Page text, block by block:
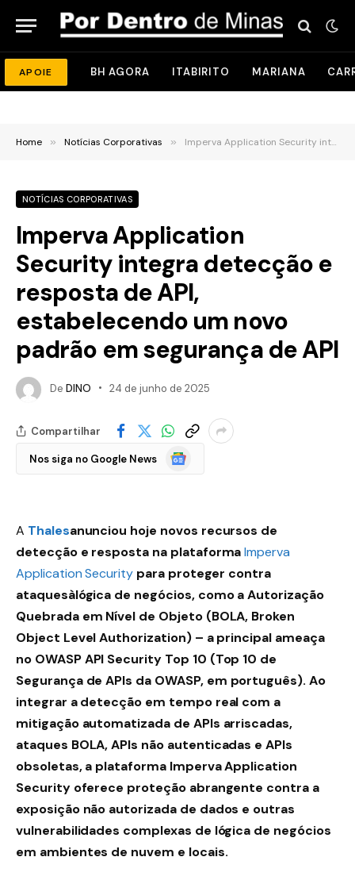
APOIE BH AGORA ITABIRITO MARIANA
Home » Notícias Corporativas » Imperva Application Security integra detecção e resposta de API, estabelecendo um novo padrão em segurança de API
NOTÍCIAS CORPORATIVAS
Imperva Application
Security integra detecção e
resposta de API,
estabelecendo um novo
padrão em segurança de API
De DINO 24 de junho de 2025
Compartilhar
Nos siga no Google News
Google
Notícias
A Thalesanunciou hoje novos recursos de
detecção e resposta na plataformaImperva
Application Security para proteger contra
ataquesàlógica de negócios, como a Autorização
Quebrada em Nível de Objeto (BOLA, Broken
Object Level Authorization) – a principal ameaça
no OWASP API Security Top 10 (Top 10 de
Segurança de APIs da OWASP, em português). Ao
integrar a detecção em tempo real com a
mitigação automatizada de APIs arriscadas,
ataques BOLA, APIs não autenticadas e APIs
obsoletas, a plataforma Imperva Application
Security oferece proteção abrangente contra a
exposição não autorizada de dados e outras
vulnerabilidades complexas de lógica de negócios
em ambientes de nuvem e locais.